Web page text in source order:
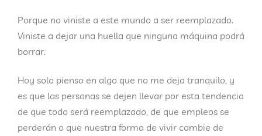
Porque no viniste a este mundo a ser reemplazado.
Viniste a dejar una huella que ninguna máquina podrá
borrar.
Hoy solo pienso en algo que no me deja tranquilo, y
es que las personas se dejen llevar por esta tendencia
de que todo será reemplazado, de que empleos se
perderán o que nuestra forma de vivir cambie de